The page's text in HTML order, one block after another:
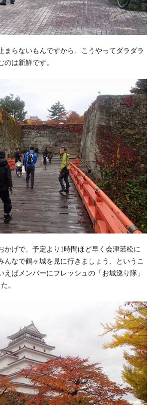
まらないもんですから、こうやってダラダラ
のは新鮮です。
かげで、予定より1時間ほど早く会津若松に
んなで鶴ヶ城を見に行きましょう、というこ
えばメンバーにフレッシュの「お城巡り隊」
。